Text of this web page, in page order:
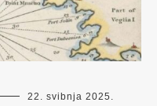
22. svibnja 2025.